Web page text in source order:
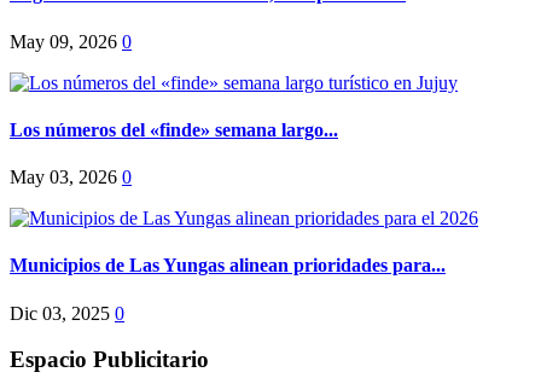
May 09, 2026 0
Los números del «finde» semana largo...
May 03, 2026 0
Municipios de Las Yungas alinean prioridades para...
Dic 03, 2025 0
Espacio Publicitario